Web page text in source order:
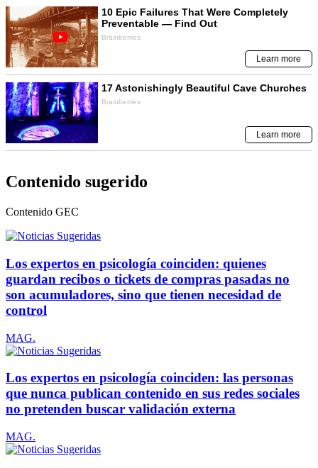
Contenido sugerido
Contenido GEC
Los expertos en psicología coinciden: quienes
guardan recibos o tickets de compras pasadas no
son acumuladores, sino que tienen necesidad de
control
MAG.
Los expertos en psicología coinciden: las personas
que nunca publican contenido en sus redes sociales
no pretenden buscar validación externa
MAG.